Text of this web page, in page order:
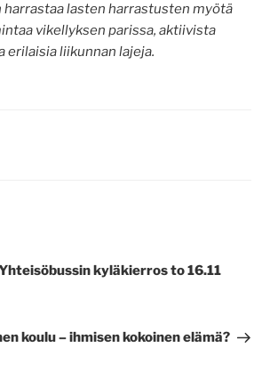
harrastaa lasten harrastusten myötä
vikellyksen parissa, aktiivista
erilaisia liikunnan lajeja.
kyläkierros to 16.11
koulu – ihmisen kokoinen elämä?